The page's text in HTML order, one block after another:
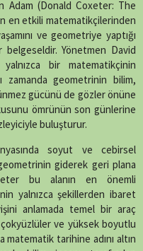
Adam (Donald Coxeter: The
en etkili matematikçilerinden
ve geometriye yaptığı
belgeseldir. Yönetmen David
bir matematikçinin
zamanda geometrinin bilim,
gücünü de gözler önüne
ömrünün son günlerine
buluşturur.
soyut ve cebirsel
giderek geri plana
bu alanın en önemli
yalnızca şekillerden ibaret
anlamada temel bir araç
ve yüksek boyutlu
matematik tarihine adını altın